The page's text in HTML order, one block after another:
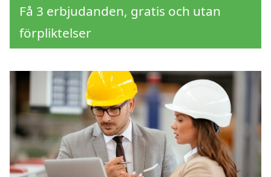
Få 3 erbjudanden, gratis och utan
förpliktelser